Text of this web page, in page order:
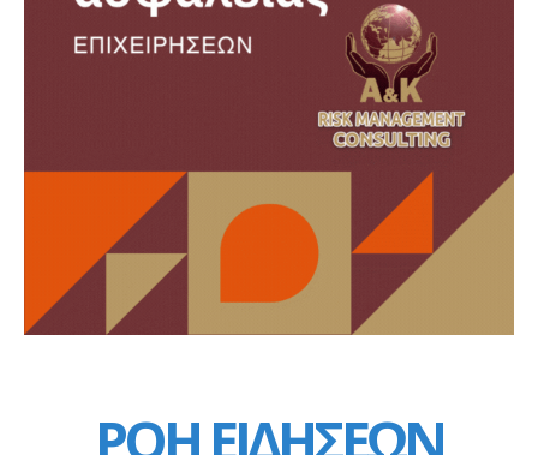
ΡΟΗ ΕΙΔΗΣΕΩΝ